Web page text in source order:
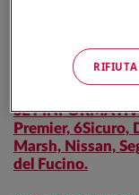
MERCEDES-BENZ
SET
Premier, 6Sicuro,
Marsh, Nissan,
del Fucino.